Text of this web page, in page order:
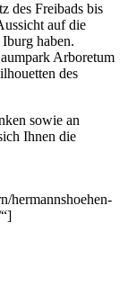
des Freibads bis
auf die
haben.
Arboretum
des
sowie an
Ihnen die
hermannshoehen-